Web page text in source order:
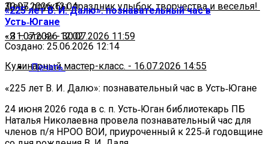
30.07.2026 12:04
День дружбы: праздник улыбок, творчества и веселья!
-31.07.2026 12:02
«Я — это я»-30.07.2026 11:59
Кулинарный мастер-класс. - 16.07.2026 14:55
«225 лет В. И. Далю»: познавательный час в
Усть‑Югане
Создано: 25.06.2026 12:14
Печать
«225 лет В. И. Далю»: познавательный час в Усть‑Югане
24 июня 2026 года в с. п. Усть‑Юган библиотекарь ПБ
Наталья Николаевна провела познавательный час для
членов п/я НРОО ВОИ, приуроченный к 225‑й годовщине